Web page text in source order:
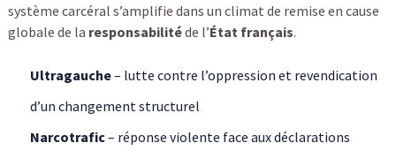
système carcéral s’amplifie dans un climat de remise en cause
globale de la responsabilitéde l’État français.
Ultragauche– lutte contre l’oppression et revendication
d’un changement structurel
Narcotrafic– réponse violente face aux déclarations